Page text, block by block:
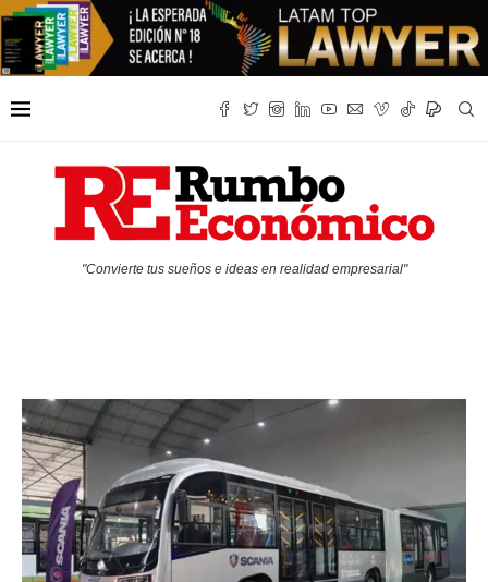
"Convierte tus sueños e ideas en realidad empresarial"